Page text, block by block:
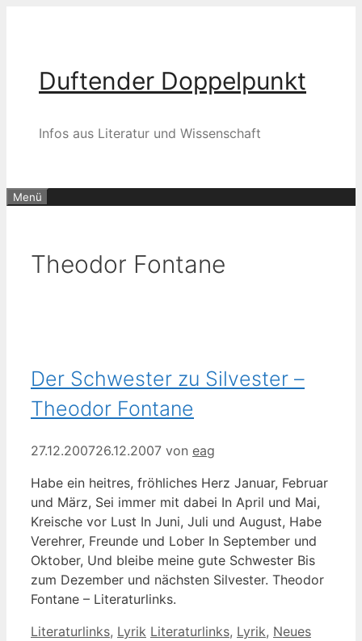
Duftender Doppelpunkt
Infos aus Literatur und Wissenschaft
Menü
Theodor Fontane
Der Schwester zu Silvester –
Theodor Fontane
27.12.200726.12.2007 von eag
Habe ein heitres, fröhliches Herz Januar, Februar
und März, Sei immer mit dabei In April und Mai,
Kreische vor Lust In Juni, Juli und August, Habe
Verehrer, Freunde und Lober In September und
Oktober, Und bleibe meine gute Schwester Bis
zum Dezember und nächsten Silvester. Theodor
Fontane – Literaturlinks.
Kategorien
Literaturlinks, Lyrik Schlagwörter
Literaturlinks, Lyrik, Neues